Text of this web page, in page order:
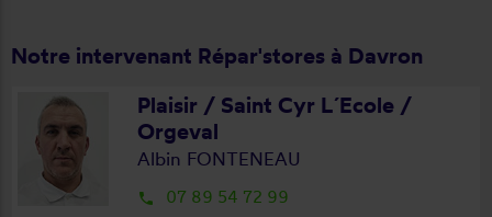
Notre intervenant Répar'stores à Davron
Plaisir / Saint Cyr L´Ecole /
Orgeval
Albin FONTENEAU
local_phone 07 89 54 72 99